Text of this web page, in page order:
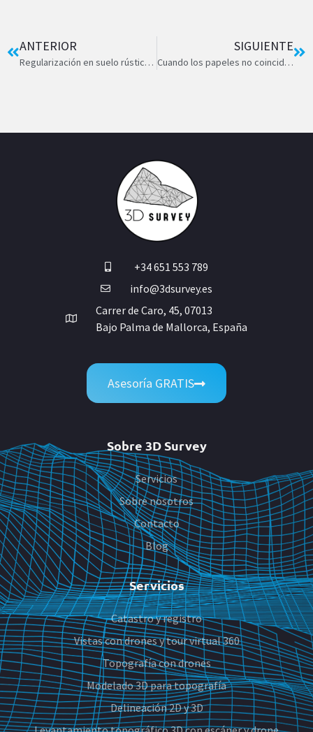
ANTERIOR
Regularización en suelo rústico en Baleares: claves del Decreto-ley 3/2024 y el papel de la topografía
SIGUIENTE
Cuando los papeles no coinciden con el terreno: Guía práctica de discrepancias catastrales y registrales
+34 651 553 789
info@3dsurvey.es
Carrer de Caro, 45, 07013
Bajo Palma de Mallorca, España
Asesoría GRATIS
Sobre 3D Survey
Servicios
Sobre nosotros
Contacto
Blog
Servicios
Catastro y registro
Vistas con drones y tour virtual 360
Topografía con drones
Modelado 3D para topografía
Delineación 2D y 3D